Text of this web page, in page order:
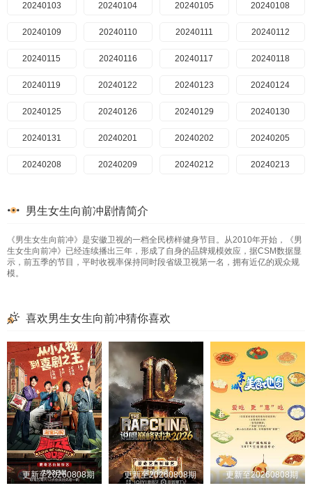
20241024 20241025 20241028 20241030
20241031 20241101 20241104 20241105
20241106 20241107 20241108 20241111
20241112 20241113 20241114 20241115
20241118 20241119 20241120 20241121
20241122 20241125 20241126 20241127
20241128 20241129 20241202 20241203
20241209 20241210
20241213 20241216 20241217 20241218
20241231 20250101
20250106 20250107 20250109
20250110 20250113 20250114 20250115
20250116 20250117 20250120 20250121
20250122 20250123 20250127 20250130
20250131 20250204 20250205 20250206
20250207 20250212 20250214 20250218
20260516 20260517 20260518 20260519
20260520 20260521 20260522 20260523
20260524 20260525 20260526 20260527
20260528 20260529 20260530 20260531
20260601 20260602 20260603 20260604
20260605 20260606 20260607 20260608
20260609 20260610 20260611 20260612
20260617 20260618
20260621 20260622 20260623 20260624
20260703 20260704
20260707 20260708 20260710
20260711 20260712 20260713 20260714
20260715 20260716 20260717 20260718
20260719 20260720 20260721 20260722
20260723 20260724 20260725 20260726
20260727 20260728 20260729 20260730
20240703 20240704 20240705 20240708
20240709 20240710 20240711 20240712
20240715 20240716 20240718 20240719
20240722 20240723 20240724 20240725
20240726 20240727 20240729 20240730
20240731 20240801 20240802 20240804
20240805 20240806 20240807 20240808
20240814 20240815
20240818 20240819 20240820 20240821
20240830 20240831
20240903 20240904 20240906
20240909 20240910 20240911 20240912
20240913 20240914 20240916 20240917
20240918 20240919 20240920 20240923
20240924 20240926 20240927 20240930
20241002 20241003 20241004 20241008
20240502 20240503 20240506 20240507
20240509 20240513 20240514 20240515
20240516 20240517 20240520 20240522
20240523 20240525 20240527 20240528
20240529 20240531 20240603 20240604
20240605 20240606 20240607 20240610
20240611 20240612 20240613 20240614
20240624 20240626
20240702 20240703 20240704 20240705
20240719 20240722
20240725 20240726 20240729
20240730 20240731 20240801 20240804
20240805 20240806 20240807 20240808
20240809 20240810 20240812 20240813
20240814 20240815 20240816 20240817
20240818 20240819 20240820 20240821
20240305 20240306 20240307 20240308
20240311 20240312 20240313 20240314
20240315 20240318 20240319 20240320
20240321 20240322 20240325 20240326
20240327 20240328 20240329 20240401
20240402 20240403 20240404 20240405
20240408 20240410 20240411 20240412
20240422 20240424
20240429 20240430 20240501 20240502
20240516 20240517
20240523 20240525 20240528
20240529 20240531 20240603 20240604
20240605 20240606 20240607 20240610
20240611 20240612 20240613 20240614
20240617 20240618 20240619 20240620
20240624 20240625 20240626 20240627
20240103 20240104 20240105 20240108
20240109 20240110 20240111 20240112
20240115 20240116 20240117 20240118
20240119 20240122 20240123 20240124
20240125 20240126 20240129 20240130
20240131 20240201 20240202 20240205
20240208 20240209 20240212 20240213
20240222 20240223
20240228 20240229 20240301 20240304
20240315 20240318
20240321 20240322 20240326
20240327 20240328 20240329 20240401
20240402 20240403 20240404 20240405
20240408 20240410 20240411 20240412
20240415 20240416 20240417 20240418
20240422 20240424 20240425 20240426
男生女生向前冲剧情简介
《男生女生向前冲》是安徽卫视的一档全民榜样健身节目。从2010年开始，《男
生女生向前冲》已经连续播出三年，形成了自身的品牌规模效应，据CSM数据显
示，前五季的节目，平时收视率保持同时段省级卫视第一名，拥有近亿的观众规
模。
喜欢男生女生向前冲猜你喜欢
更新至20260808期 更新至20260808期 更新至20260808期